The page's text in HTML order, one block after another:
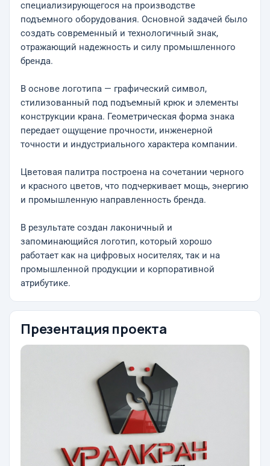
специализирующегося на производстве
подъемного оборудования. Основной задачей было
создать современный и технологичный знак,
отражающий надежность и силу промышленного
бренда.
В основе логотипа — графический символ,
стилизованный под подъемный крюк и элементы
конструкции крана. Геометрическая форма знака
передает ощущение прочности, инженерной
точности и индустриального характера компании.
Цветовая палитра построена на сочетании черного
и красного цветов, что подчеркивает мощь, энергию
и промышленную направленность бренда.
В результате создан лаконичный и
запоминающийся логотип, который хорошо
работает как на цифровых носителях, так и на
промышленной продукции и корпоративной
атрибутике.
Презентация проекта